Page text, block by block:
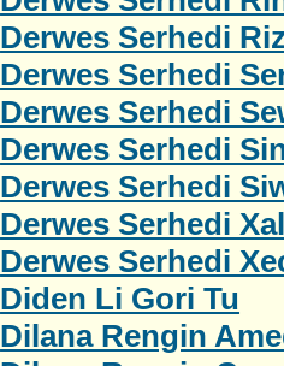
Derwes Serhedi
Derwes Serhedi
Derwes Serhedi
Derwes Serhedi
Derwes Serhedi
Derwes Serhedi
Derwes Serhedi
Diden Li Gori Tu
Dilana Rengin